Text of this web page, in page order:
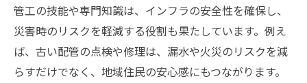
管工の技能や専門知識は、インフラの安全性を確保し、
災害時のリスクを軽減する役割も果たしています。例え
ば、古い配管の点検や修理は、漏水や火災のリスクを減
らすだけでなく、地域住民の安心感にもつながります。